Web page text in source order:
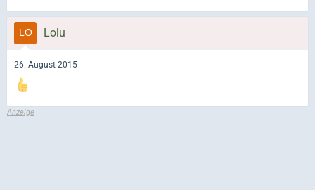
Lolu
26. August 2015